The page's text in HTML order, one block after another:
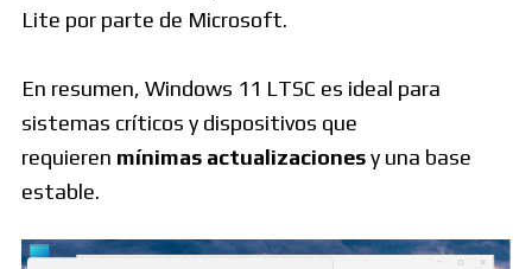
Lite por parte de Microsoft.
En resumen, Windows 11 LTSC es ideal para
sistemas críticos y dispositivos que
requieren mínimas actualizacionesy una base
estable.